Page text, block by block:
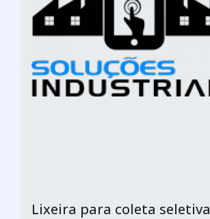
Lixeira para coleta seletiva